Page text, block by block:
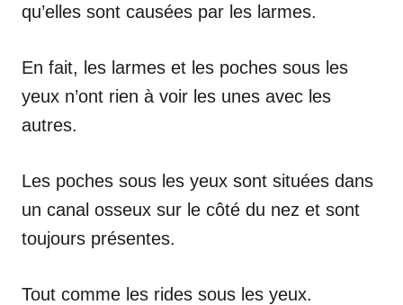
qu’elles sont causées par les larmes.
En fait, les larmes et les poches sous les
yeux n’ont rien à voir les unes avec les
autres.
Les poches sous les yeux sont situées dans
un canal osseux sur le côté du nez et sont
toujours présentes.
Tout comme les rides sous les yeux.